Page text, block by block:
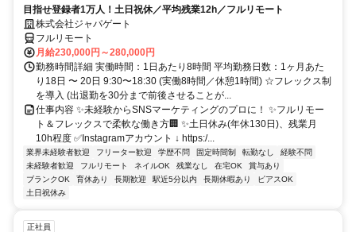
目指せ登録者1万人！土日祝休／平均残業12h／フルリモート
株式会社ジャパゲート
フルリモート
月給230,000円～280,000円
勤務時間詳細 実働時間：1日あたり8時間 平均勤務日数：1ヶ月あた
り18日 〜 20日 9:30〜18:30 (実働8時間／休憩1時間) ☆フレックス制
を導入 (出退勤を30分まで前後させることが...
仕事内容 ✨未経験からSNSマーケティングのプロに！ ✨フルリモー
ト＆フレックスで柔軟な働き方🏢 ✨土日休み(年休130日)、残業月
10h程度 ✅Instagramアカウント ↓ https:/...
業界未経験者歓迎 フリーター歓迎 学歴不問 固定時間制 転勤なし
経験不問
未経験者歓迎
フルリモート ネイルOK 残業なし 在宅OK
賞与あり
ブランクOK
育休あり 長期歓迎 駅近5分以内 長期休暇あり
ピアスOK
土日祝休み
正社員